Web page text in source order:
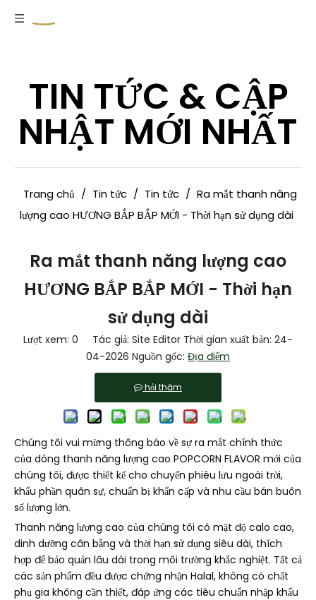
TIN TỨC & CẬP
NHẬT MỚI NHẤT
Trang chủ / Tin tức / Tin tức / Ra mắt thanh năng
lượng cao HƯƠNG BẮP BẮP MỚI - Thời hạn sử dụng dài
Ra mắt thanh năng lượng cao
HƯƠNG BẮP BẮP MỚI - Thời hạn
sử dụng dài
Lượt xem: 0 Tác giả: Site Editor Thời gian xuất bản: 24-
04-2026 Nguồn gốc: Địa điểm
hỏi thăm
Chúng tôi vui mừng thông báo về sự ra mắt chính thức
của dòng thanh năng lượng cao POPCORN FLAVOR mới của
chúng tôi, được thiết kế cho chuyến phiêu lưu ngoài trời,
khẩu phần quân sự, chuẩn bị khẩn cấp và nhu cầu bán buôn
số lượng lớn.
Thanh năng lượng cao của chúng tôi có mật độ calo cao,
dinh dưỡng cân bằng và thời hạn sử dụng siêu dài, thích
hợp để bảo quản lâu dài trong môi trường khắc nghiệt. Tất cả
các sản phẩm đều được chứng nhận Halal, không có chất
phụ gia không cần thiết, đáp ứng các tiêu chuẩn nhập khẩu